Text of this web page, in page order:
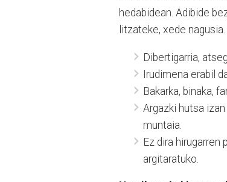
hedabidean. Adibide
litzateke, xede nagusia.
Dibertigarria,
Irudimena erabil
Bakarka, binaka,
Argazki hutsa
muntaia.
Ez dira
argitaratuko.